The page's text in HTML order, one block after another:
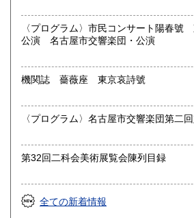
愛知県・岐阜県を中心に近県の方、日
訪問し、見積もり・買入をさせていた
まずはお気軽にご連絡ください。
お品物を送料着払いでお送りいただけ
連絡ご送金いたします。
愛知県江南市前飛保町栄284
上
取り扱い分野
総記、哲学宗教、歴史、社会科学、自
語国文、外国文学、古典籍、近代文献
カルチャー、古書一般（その他）
古文書・和本・刷り物・絵葉書・近代
〈プログラム〉市民コンサート陽春號
公演 名古屋市交響楽団・公演
機関誌 薔薇座 東京哀詩號
〈プログラム〉名古屋市交響楽団第二
第32回二科会美術展覧会陳列目録
全ての新着情報